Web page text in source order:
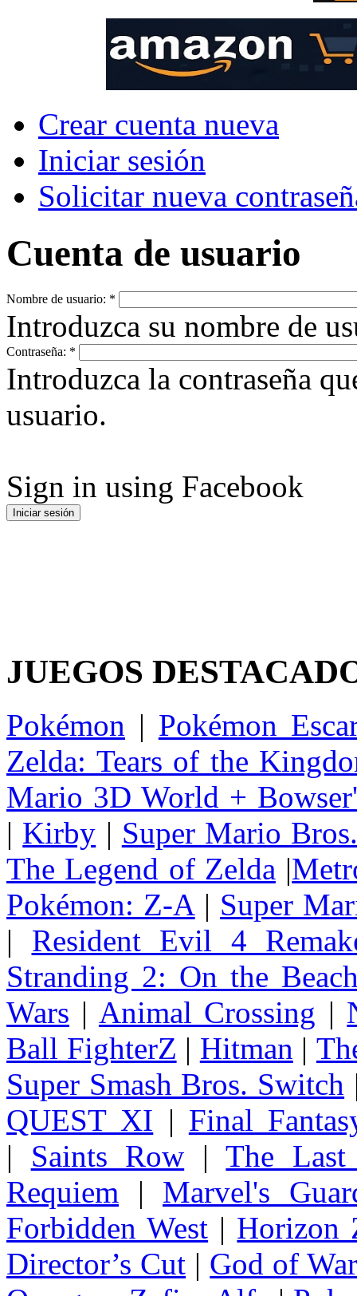
Crear cuenta nueva
Iniciar sesión
Solicitar nueva
Cuenta de usuario
Nombre de usuario: *
Introduzca su nombre de
Contraseña: *
Introduzca la contraseña
usuario.
Sign in using Facebook
JUEGOS
Pokémon | Pokémon
Zelda: Tears of the
Mario 3D World +
| Kirby | Super Mario
The Legend of Zelda |
Pokémon: Z-A | Super
| Resident Evil 4
Stranding 2: On the
Wars | Animal Crossing |
Ball FighterZ | Hitman |
Super Smash Bros. Switch
QUEST XI | Final
| Saints Row |The
Requiem | Marvel's
Forbidden West | Horizon
Director’s Cut | God of